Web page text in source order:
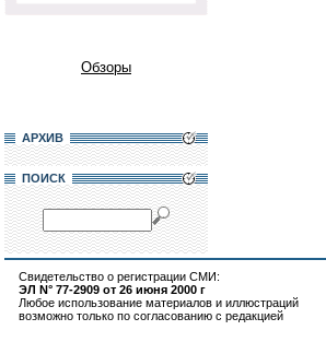
Обзоры
АРХИВ
ПОИСК
Свидетельство о регистрации СМИ:
ЭЛ N° 77-2909 от 26 июня 2000 г
Любое использование материалов и иллюстраций
возможно только по согласованию с редакцией